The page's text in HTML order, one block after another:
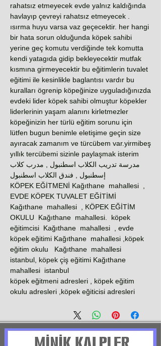
rahatsız etmeyecek evde yalnız kaldığında
havlayıp çevreyi rahatsız etmeyecek .
ısırma huyu varsa vaz geçecektir. her hangi
bir hata sorun olduğunda köpek sahibi
yerine geç komutu verdiğinde tek komutta
kendi yatagıda gidip bekleyecektir mutfak
kısmına girmeyecektir bu eğitimlerin tuvalet
eğitimi ile kesinlikle baglantısı vardır bu
kuralları ögrenip köpeğinize uyguladığınızda
evdeki lider köpek sahibi olmuştur köpekler
liderlerinin yaşam alanını kirletmezler
köpeğinizin her türlü eğitim sorunu için
lütfen bugun benimle eletişime geçin size
ayıracak zamanım ve türcübem var.yirmibeş
yıllık tercübemi sizinle paylaşmak isterim
مدرسة تدريب الكلاب اسطنبول , مدرب كلاب
إسطنبول , فندق الكلاب اسطنبول
KÖPEK EĞİTMENİ Kağıthane mahallesi ,
EVDE KÖPEK TUVALET EĞİTİMİ
Kağıthane mahallesi , KÖPEK EĞİTİM
OKULU Kağıthane mahallesi. köpek
eğitimcisi Kağıthane mahallesi , evde
köpek eğitimi Kağıthane mahallesi ,köpek
eğitim okulu Kağıthane mahallesi
istanbul, köpek çiş eğitimi Kağıthane
mahallesi istanbul
köpek eğitmeni adresleri , köpek eğitim
okulu adresleri ,köpek eğiticisi adresleri